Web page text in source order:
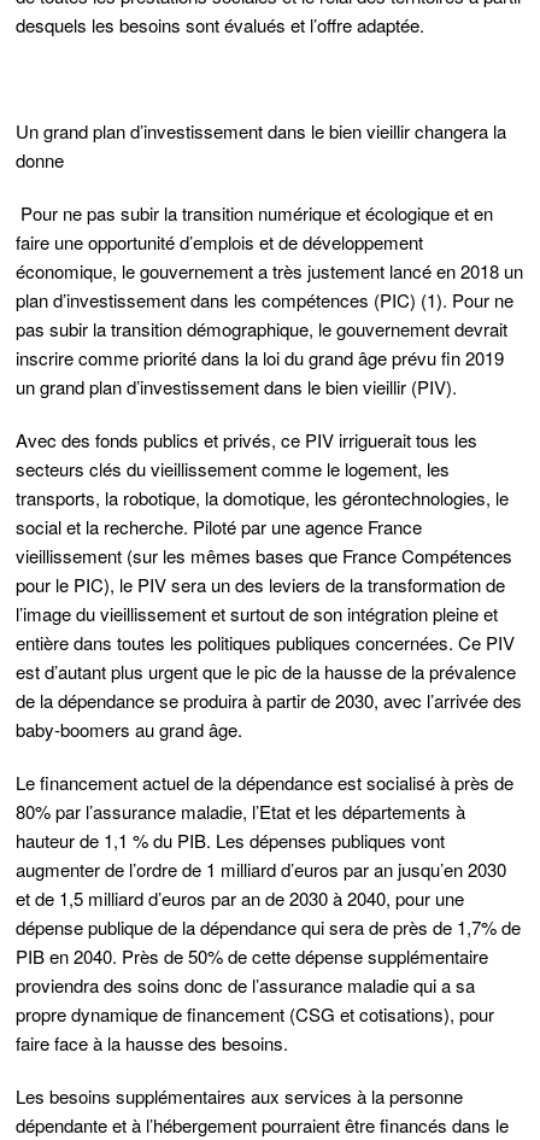
desquels les besoins sont évalués et l’offre adaptée.
Un grand plan d’investissement dans le bien vieillir changera la
donne
Pour ne pas subir la transition numérique et écologique et en
faire une opportunité d’emplois et de développement
économique, le gouvernement a très justement lancé en 2018 un
plan d’investissement dans les compétences (PIC) (1). Pour ne
pas subir la transition démographique, le gouvernement devrait
inscrire comme priorité dans la loi du grand âge prévu fin 2019
un grand plan d’investissement dans le bien vieillir (PIV).
Avec des fonds publics et privés, ce PIV irriguerait tous les
secteurs clés du vieillissement comme le logement, les
transports, la robotique, la domotique, les gérontechnologies, le
social et la recherche. Piloté par une agence France
vieillissement (sur les mêmes bases que France Compétences
pour le PIC), le PIV sera un des leviers de la transformation de
l’image du vieillissement et surtout de son intégration pleine et
entière dans toutes les politiques publiques concernées. Ce PIV
est d’autant plus urgent que le pic de la hausse de la prévalence
de la dépendance se produira à partir de 2030, avec l’arrivée des
baby-boomers au grand âge.
Le financement actuel de la dépendance est socialisé à près de
80% par l’assurance maladie, l’Etat et les départements à
hauteur de 1,1 % du PIB. Les dépenses publiques vont
augmenter de l’ordre de 1 milliard d’euros par an jusqu’en 2030
et de 1,5 milliard d’euros par an de 2030 à 2040, pour une
dépense publique de la dépendance qui sera de près de 1,7% de
PIB en 2040. Près de 50% de cette dépense supplémentaire
proviendra des soins donc de l’assurance maladie qui a sa
propre dynamique de financement (CSG et cotisations), pour
faire face à la hausse des besoins.
Les besoins supplémentaires aux services à la personne
dépendante et à l’hébergement pourraient être financés dans le